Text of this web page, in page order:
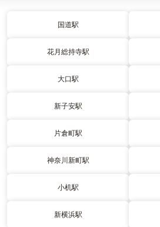
国道駅
花月総持寺駅
大口駅
新子安駅
片倉町駅
神奈川新町駅
小机駅
新横浜駅